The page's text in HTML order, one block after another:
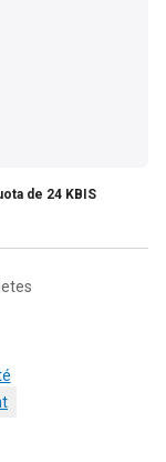
de 24 KBIS